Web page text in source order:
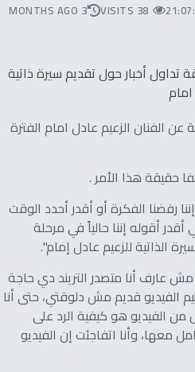
38 VISITS
3 MONTHS AGO
عن الفنان الزعيم عادل امام الفترة
حقيقة هذا الأمر .
رفضنا الفكرة أو أقدر أحدد الوقت
أقوله إننا حالياً في مرحلة
الذاتية للزعيم عادل إمام".
مش عارف أنا متصدر التريند دي حاجة
الفيديو قديم مش دلوقتي، حتى أنا
الفيديو هو كيفية الرد على
معها، وأنا اتفاجئت إن الفيديو